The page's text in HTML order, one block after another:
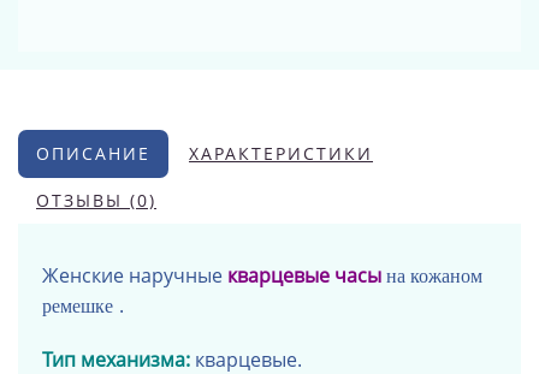
ОПИСАНИЕ ХАРАКТЕРИСТИКИ
ОТЗЫВЫ (0)
Женские наручные кварцевые часы на кожаном
ремешке .
Тип механизма: кварцевые.